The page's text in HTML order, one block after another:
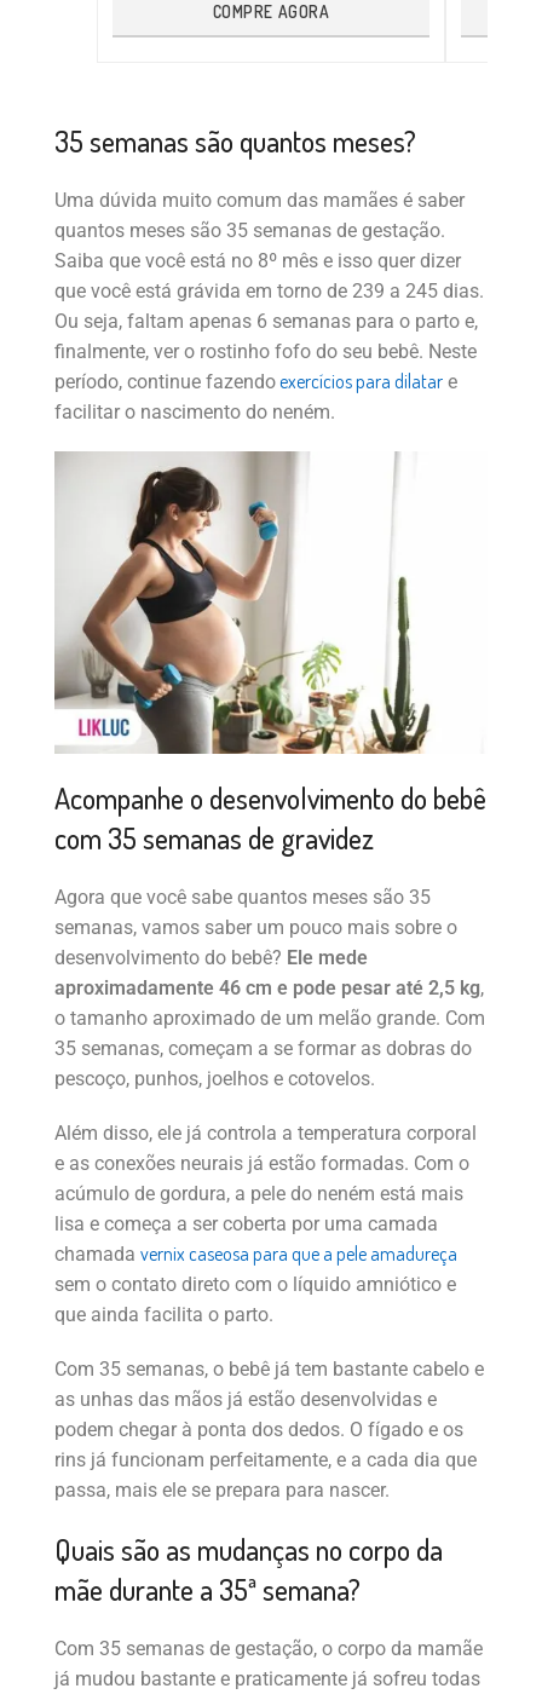
COMPRE AGORA
35 semanas são quantos meses?
Uma dúvida muito comum das mamães é saber
quantos meses são 35 semanas de gestação.
Saiba que você está no 8º mês e isso quer dizer
que você está grávida em torno de 239 a 245 dias.
Ou seja, faltam apenas 6 semanas para o parto e,
finalmente, ver o rostinho fofo do seu bebê. Neste
período, continue fazendoexercícios para dilatar e
facilitar o nascimento do neném.
Acompanhe o desenvolvimento do bebê
com 35 semanas de gravidez
Agora que você sabe quantos meses são 35
semanas, vamos saber um pouco mais sobre o
desenvolvimento do bebê? Ele mede
aproximadamente 46 cm e pode pesar até 2,5 kg,
o tamanho aproximado de um melão grande. Com
35 semanas, começam a se formar as dobras do
pescoço, punhos, joelhos e cotovelos.
Além disso, ele já controla a temperatura corporal
e as conexões neurais já estão formadas. Com o
acúmulo de gordura, a pele do neném está mais
lisa e começa a ser coberta por uma camada
chamada vernix caseosa para que a pele amadureça
sem o contato direto com o líquido amniótico e
que ainda facilita o parto.
Com 35 semanas, o bebê já tem bastante cabelo e
as unhas das mãos já estão desenvolvidas e
podem chegar à ponta dos dedos. O fígado e os
rins já funcionam perfeitamente, e a cada dia que
passa, mais ele se prepara para nascer.
Quais são as mudanças no corpo da
mãe durante a 35ª semana?
Com 35 semanas de gestação, o corpo da mamãe
já mudou bastante e praticamente já sofreu todas